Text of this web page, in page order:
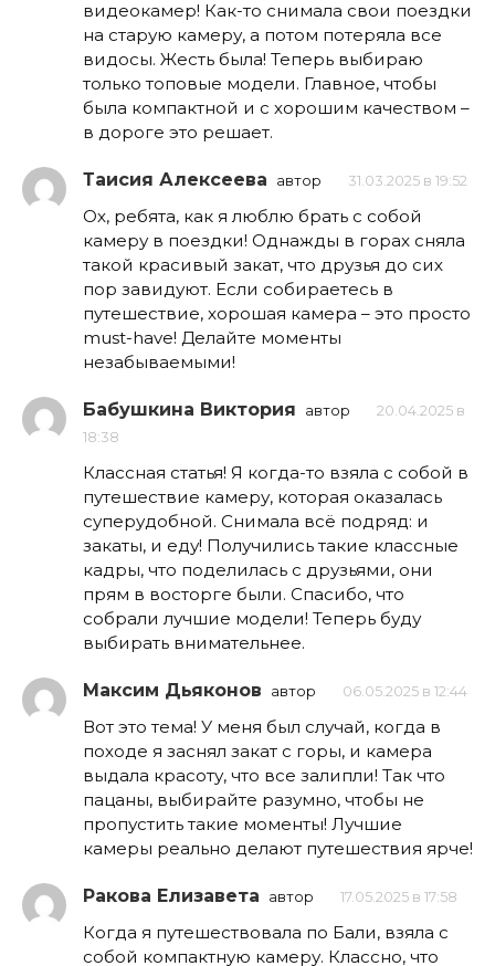
видеокамер! Как-то снимала свои поездки
на старую камеру, а потом потеряла все
видосы. Жесть была! Теперь выбираю
только топовые модели. Главное, чтобы
была компактной и с хорошим качеством –
в дороге это решает.
Таисия Алексеева автор 31.03.2025 в 19:52
Ох, ребята, как я люблю брать с собой
камеру в поездки! Однажды в горах сняла
такой красивый закат, что друзья до сих
пор завидуют. Если собираетесь в
путешествие, хорошая камера – это просто
must-have! Делайте моменты
незабываемыми!
Бабушкина Виктория автор
20.04.2025 в
18:38
Классная статья! Я когда-то взяла с собой в
путешествие камеру, которая оказалась
суперудобной. Снимала всё подряд: и
закаты, и еду! Получились такие классные
кадры, что поделилась с друзьями, они
прям в восторге были. Спасибо, что
собрали лучшие модели! Теперь буду
выбирать внимательнее.
Максим Дьяконов автор 06.05.2025 в 12:44
Вот это тема! У меня был случай, когда в
походе я заснял закат с горы, и камера
выдала красоту, что все залипли! Так что
пацаны, выбирайте разумно, чтобы не
пропустить такие моменты! Лучшие
камеры реально делают путешествия ярче!
Ракова Елизавета автор 17.05.2025 в 17:58
Когда я путешествовала по Бали, взяла с
собой компактную камеру. Классно, что